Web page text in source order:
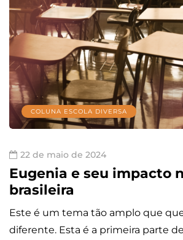
COLUNA ESCOLA DIVERSA
22 de maio de 2024
Eugenia e seu impacto
brasileira
Este é um tema tão amplo que
diferente. Esta é a primeira parte